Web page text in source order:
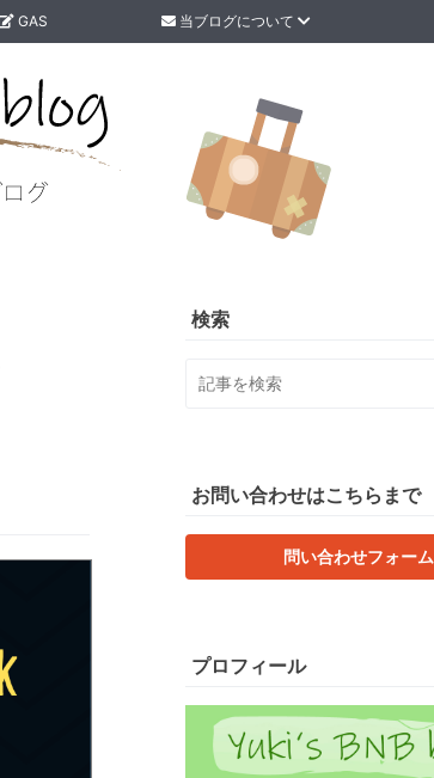
GAS 当ブログについて
検索
お問い合わせはこちらまで
問い合わせフォーム
プロフィール